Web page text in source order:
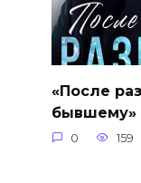
«После
бывшему»
0 159